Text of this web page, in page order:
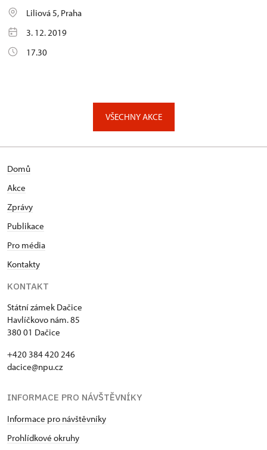
Liliová 5, Praha
3. 12. 2019
17.30
VŠECHNY AKCE
Domů
Akce
Zprávy
Publikace
Pro média
Kontakty
KONTAKT
Státní zámek Dačice
Havlíčkovo nám. 85
380 01 Dačice
+420 384 420 246
dacice@npu.cz
INFORMACE PRO NÁVŠTĚVNÍKY
Informace pro návštěvníky
Prohlídkové okruhy